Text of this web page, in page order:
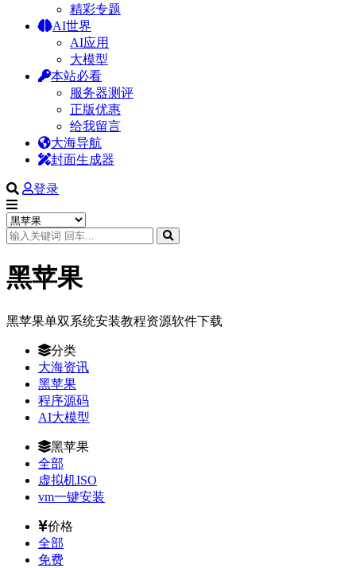
精彩专题
AI世界
AI应用
大模型
本站必看
服务器测评
正版优惠
给我留言
大海导航
封面生成器
登录
黑苹果
黑苹果单双系统安装教程资源软件下载
分类
大海资讯
黑苹果
程序源码
AI大模型
黑苹果
全部
虚拟机ISO
vm一键安装
价格
全部
免费